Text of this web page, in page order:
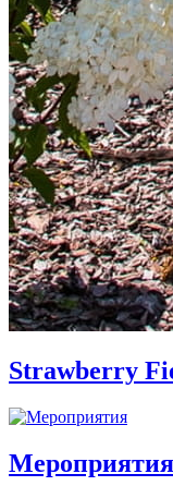
Strawberry
Мероприятия